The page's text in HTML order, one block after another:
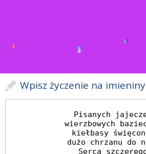
Wpisz życzenie na imieniny